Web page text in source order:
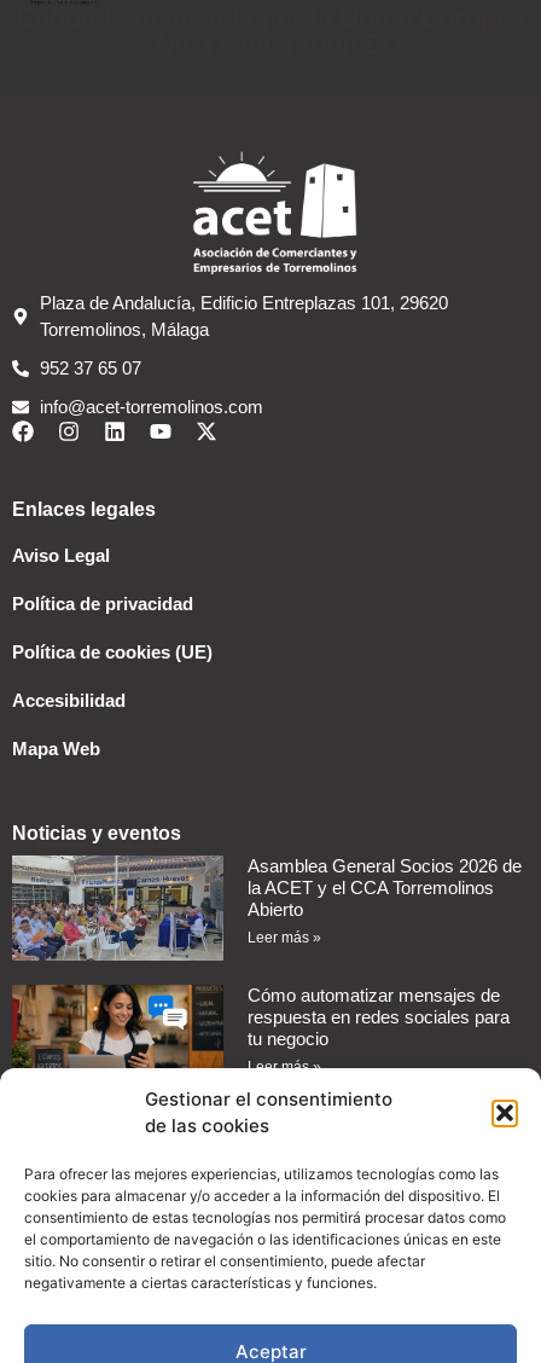
Gestionar el consentimiento
de las cookies
Para ofrecer las mejores experiencias, utilizamos tecnologías como las
cookies para almacenar y/o acceder a la información del dispositivo. El
consentimiento de estas tecnologías nos permitirá procesar datos como
el comportamiento de navegación o las identificaciones únicas en este
sitio. No consentir o retirar el consentimiento, puede afectar
negativamente a ciertas características y funciones.
Aceptar
Plaza de Andalucía, Edificio Entreplazas 101, 29620
Torremolinos, Málaga
952 37 65 07
info@acet-torremolinos.com
Enlaces legales
Aviso Legal
Política de privacidad
Política de cookies (UE)
Accesibilidad
Mapa Web
Noticias y eventos
Asamblea General Socios 2026 de
la ACET y el CCA Torremolinos
Abierto
Leer más »
Cómo automatizar mensajes de
respuesta en redes sociales para
tu negocio
Leer más »
Guía práctica: Cómo configurar
aumentar las ventas de tu
comercio
Leer más »
Convenio con Proman Import
Leer más »